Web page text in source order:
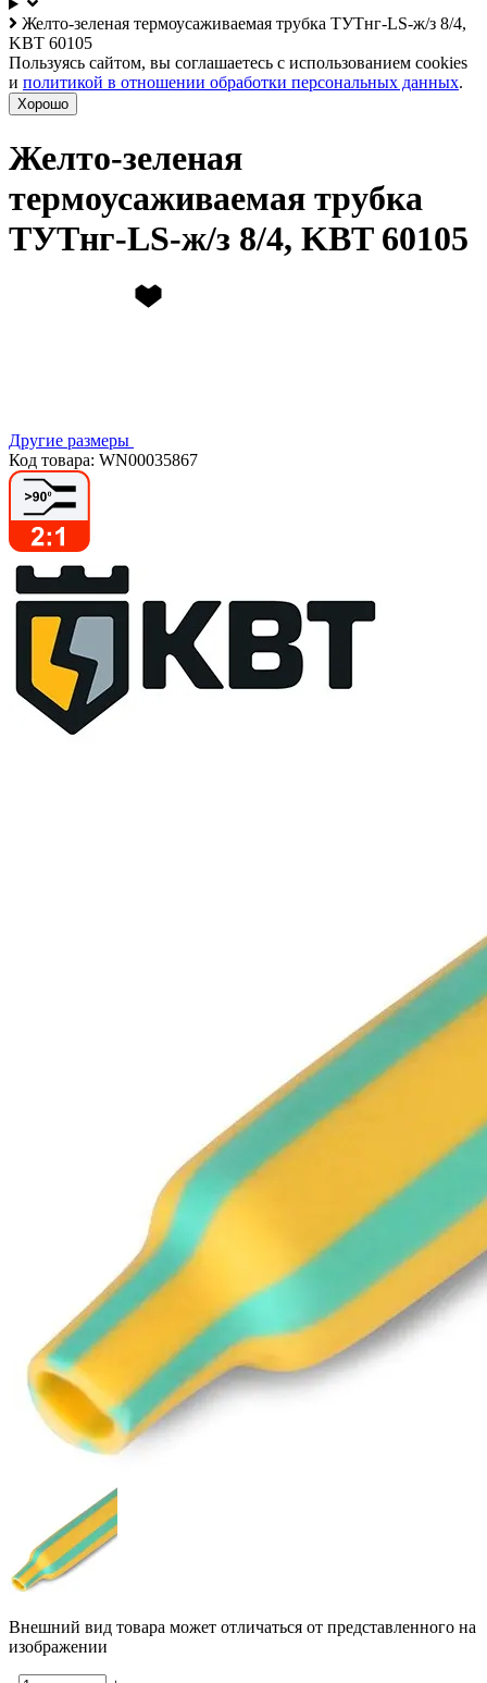
Желто-зеленая термоусаживаемая трубка ТУТнг-LS-ж/з 8/4,
KBT 60105
Пользуясь сайтом, вы соглашаетесь с использованием cookies
и политикой в отношении обработки персональных данных.
Хорошо
Желто-зеленая
термоусаживаемая трубка
ТУТнг-LS-ж/з 8/4, KBT 60105
Другие размеры
Код товара: WN00035867
Внешний вид товара может отличаться от представленного на
изображении